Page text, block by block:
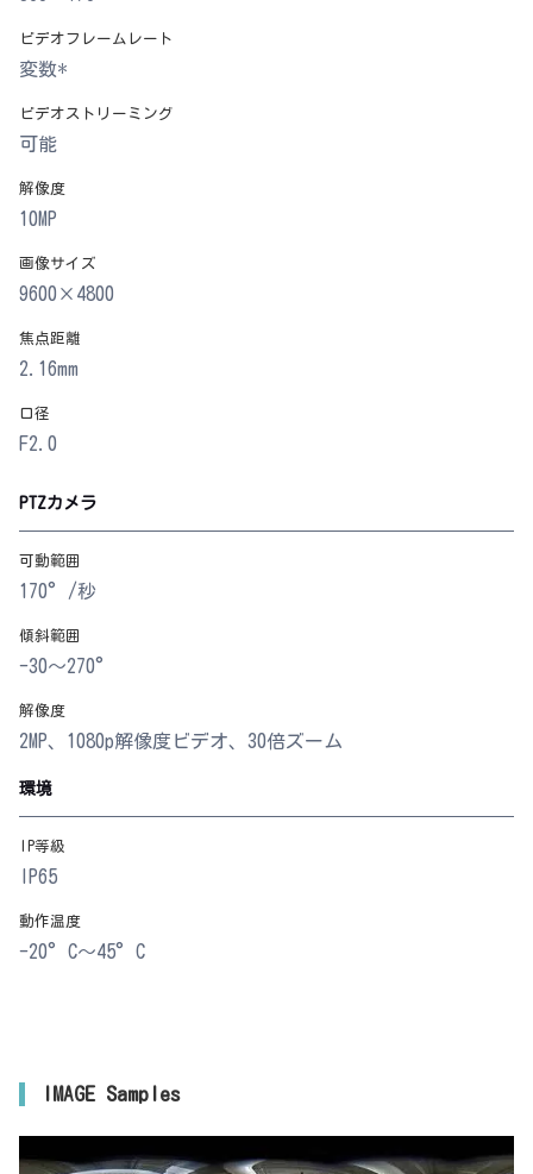
ビデオフレームレート
変数*
ビデオストリーミング
可能
解像度
10MP
画像サイズ
9600×4800
焦点距離
2.16mm
口径
F2.0
PTZカメラ
可動範囲
170°/秒
傾斜範囲
-30～270°
解像度
2MP、1080p解像度ビデオ、30倍ズーム
環境
IP等級
IP65
動作温度
-20°C～45°C
IMAGE Samples